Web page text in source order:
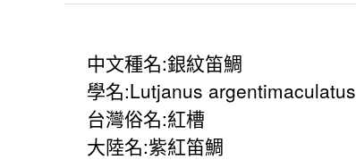
中文種名:銀紋笛鯛
學名:Lutjanus argentimaculatus
台灣俗名:紅槽
大陸名:紫紅笛鯛